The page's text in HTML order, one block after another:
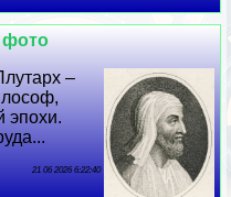
фото
–
эпохи.
21 06 2026 6:22:40